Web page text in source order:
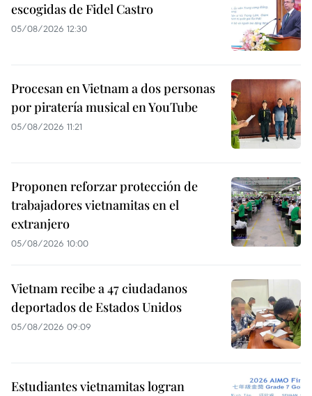
escogidas de Fidel Castro
05/08/2026 12:30
Procesan en Vietnam a dos personas
por piratería musical en YouTube
05/08/2026 11:21
Proponen reforzar protección de
trabajadores vietnamitas en el
extranjero
05/08/2026 10:00
Vietnam recibe a 47 ciudadanos
deportados de Estados Unidos
05/08/2026 09:09
Estudiantes vietnamitas logran